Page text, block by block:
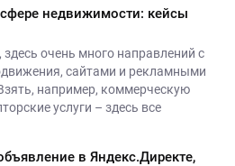
недвижимости: кейсы
очень много направлений с
сайтами и рекламными
например, коммерческую
услуги – здесь все
в Яндекс.Директе,